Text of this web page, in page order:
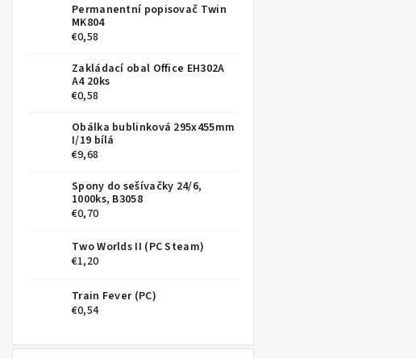
Permanentní popisovač Twin
MK804
€0,58
Zakládací obal Office EH302A
A4 20ks
€0,58
Obálka bublinková 295x455mm
I/19 bílá
€9,68
Spony do sešívačky 24/6,
1000ks, B3058
€0,70
Two Worlds II (PC Steam)
€1,20
Train Fever (PC)
€0,54